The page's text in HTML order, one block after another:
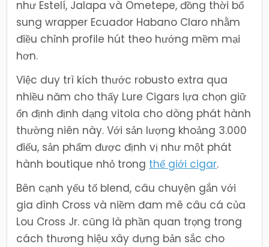
như Estelí, Jalapa và Ometepe, đồng thời bổ
sung wrapper Ecuador Habano Claro nhằm
điều chỉnh profile hút theo hướng mềm mại
hơn.
Việc duy trì kích thước robusto extra qua
nhiều năm cho thấy Lure Cigars lựa chọn giữ
ổn định định dạng vitola cho dòng phát hành
thường niên này. Với sản lượng khoảng 3.000
điếu, sản phẩm được định vị như một phát
hành boutique nhỏ trong thế giới cigar.
Bên cạnh yếu tố blend, câu chuyện gắn với
gia đình Cross và niềm đam mê câu cá của
Lou Cross Jr. cũng là phần quan trọng trong
cách thương hiệu xây dựng bản sắc cho